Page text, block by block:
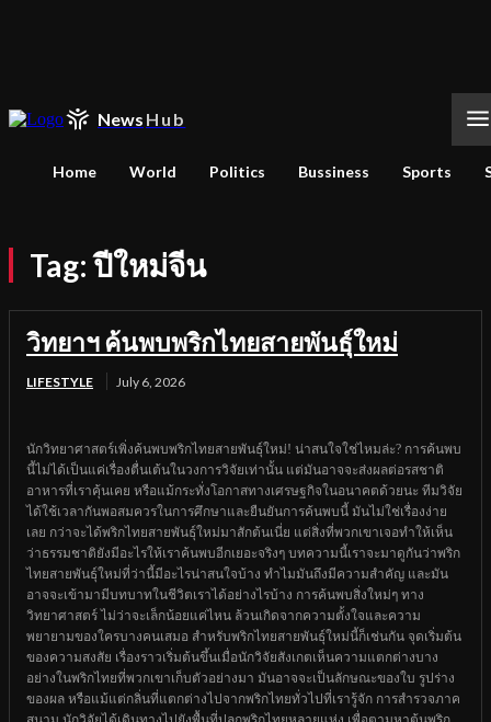
News Hub
Home World Politics Bussiness Sports
Tag:ปีใหม่จีน
วิทยาฯ ค้นพบพริกไทยสายพันธุ์ใหม่
LIFESTYLE July 6, 2026
นักวิทยาศาสตร์เพิ่งค้นพบพริกไทยสายพันธุ์ใหม่! น่าสนใจใช่ไหมล่ะ? การค้นพบ
นี้ไม่ได้เป็นแค่เรื่องตื่นเต้นในวงการวิจัยเท่านั้น แต่มันอาจจะส่งผลต่อรสชาติ
อาหารที่เราคุ้นเคย หรือแม้กระทั่งโอกาสทางเศรษฐกิจในอนาคตด้วยนะ ทีมวิจัย
ได้ใช้เวลากันพอสมควรในการศึกษาและยืนยันการค้นพบนี้ มันไม่ใช่เรื่องง่าย
เลย กว่าจะได้พริกไทยสายพันธุ์ใหม่มาสักต้นเนี่ย แต่สิ่งที่พวกเขาเจอทำให้เห็น
ว่าธรรมชาติยังมีอะไรให้เราค้นพบอีกเยอะจริงๆ บทความนี้เราจะมาดูกันว่าพริก
ไทยสายพันธุ์ใหม่ที่ว่านี้มีอะไรน่าสนใจบ้าง ทำไมมันถึงมีความสำคัญ และมัน
อาจจะเข้ามามีบทบาทในชีวิตเราได้อย่างไรบ้าง การค้นพบสิ่งใหม่ๆ ทาง
วิทยาศาสตร์ ไม่ว่าจะเล็กน้อยแค่ไหน ล้วนเกิดจากความตั้งใจและความ
พยายามของใครบางคนเสมอ สำหรับพริกไทยสายพันธุ์ใหม่นี้ก็เช่นกัน จุดเริ่มต้น
ของความสงสัย เรื่องราวเริ่มต้นขึ้นเมื่อนักวิจัยสังเกตเห็นความแตกต่างบาง
อย่างในพริกไทยที่พวกเขาเก็บตัวอย่างมา มันอาจจะเป็นลักษณะของใบ รูปร่าง
ของผล หรือแม้แต่กลิ่นที่แตกต่างไปจากพริกไทยทั่วไปที่เรารู้จัก การสำรวจภาค